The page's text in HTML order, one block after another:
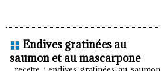
Endives gratinées au
saumon et au mascarpone